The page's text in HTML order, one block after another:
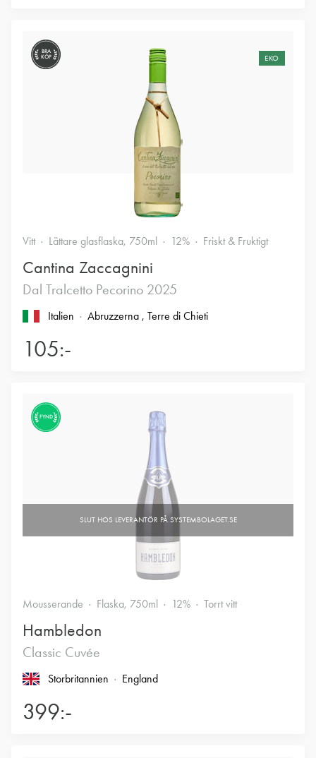
BRA
KÖP
EKO
Vitt Lättare glasflaska, 750ml 12% Friskt & Fruktigt
Cantina Zaccagnini
Dal Tralcetto Pecorino 2025
Italien Abruzzerna , Terre di Chieti
105:-
FYND
Mousserande Flaska, 750ml 12% Torrt vitt
Hambledon
Classic Cuvée
Storbritannien England
399:-